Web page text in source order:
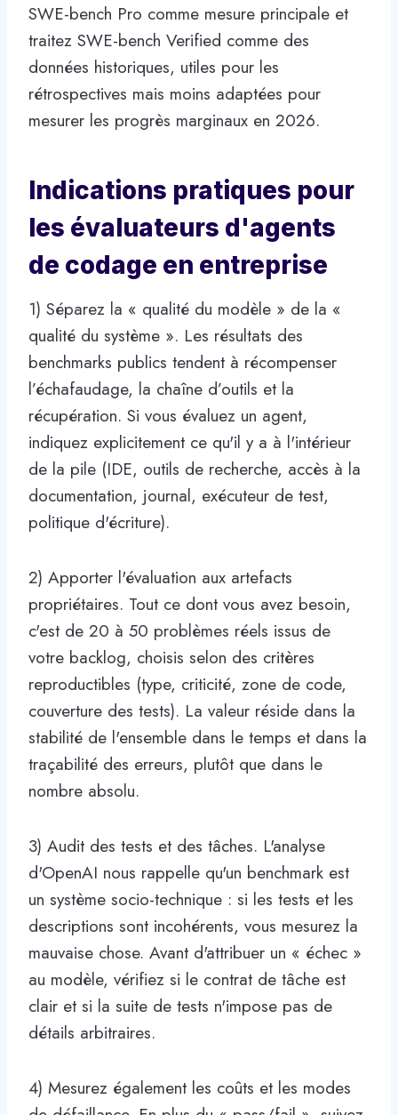
SWE-bench Pro comme mesure principale et
traitez SWE-bench Verified comme des
données historiques, utiles pour les
rétrospectives mais moins adaptées pour
mesurer les progrès marginaux en 2026.
Indications pratiques pour
les évaluateurs d'agents
de codage en entreprise
1) Séparez la « qualité du modèle » de la «
qualité du système ». Les résultats des
benchmarks publics tendent à récompenser
l’échafaudage, la chaîne d’outils et la
récupération. Si vous évaluez un agent,
indiquez explicitement ce qu'il y a à l'intérieur
de la pile (IDE, outils de recherche, accès à la
documentation, journal, exécuteur de test,
politique d'écriture).
2) Apporter l'évaluation aux artefacts
propriétaires. Tout ce dont vous avez besoin,
c'est de 20 à 50 problèmes réels issus de
votre backlog, choisis selon des critères
reproductibles (type, criticité, zone de code,
couverture des tests). La valeur réside dans la
stabilité de l'ensemble dans le temps et dans la
traçabilité des erreurs, plutôt que dans le
nombre absolu.
3) Audit des tests et des tâches. L'analyse
d'OpenAI nous rappelle qu'un benchmark est
un système socio-technique : si les tests et les
descriptions sont incohérents, vous mesurez la
mauvaise chose. Avant d'attribuer un « échec »
au modèle, vérifiez si le contrat de tâche est
clair et si la suite de tests n'impose pas de
détails arbitraires.
4) Mesurez également les coûts et les modes